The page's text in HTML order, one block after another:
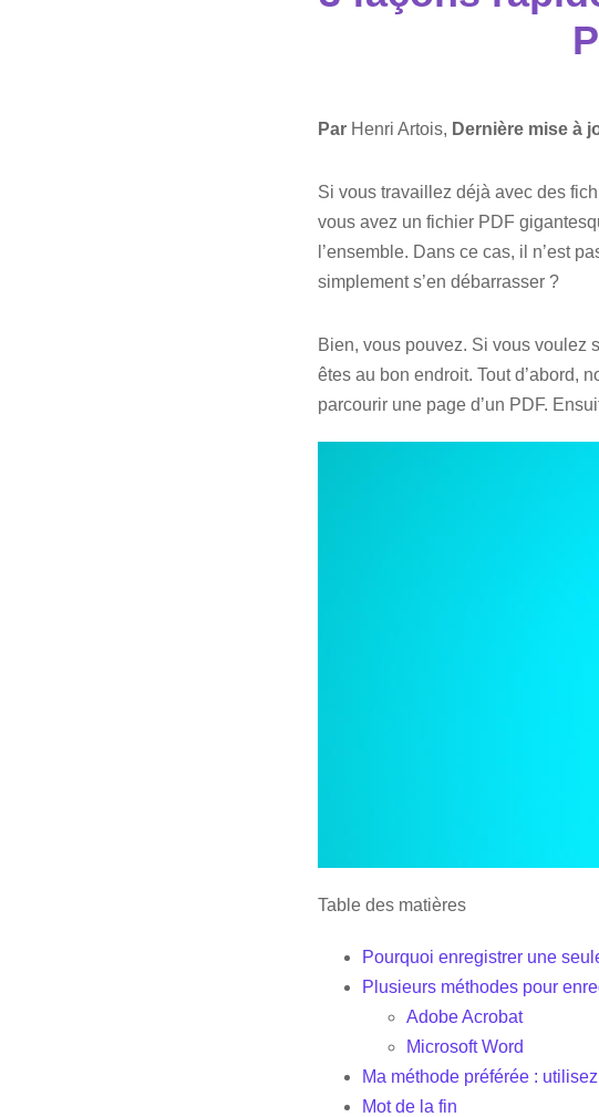
Par Henri Artois, Dernière mise à
Si vous travaillez déjà avec des
vous avez un fichier PDF
l’ensemble. Dans ce cas, il n’est
simplement s’en débarrasser ?
Bien, vous pouvez. Si vous voulez
êtes au bon endroit. Tout d’abord,
parcourir une page d’un PDF.
Table des matières
Pourquoi enregistrer une
Plusieurs méthodes pour
Adobe Acrobat
Microsoft Word
Ma méthode préférée :
Mot de la fin